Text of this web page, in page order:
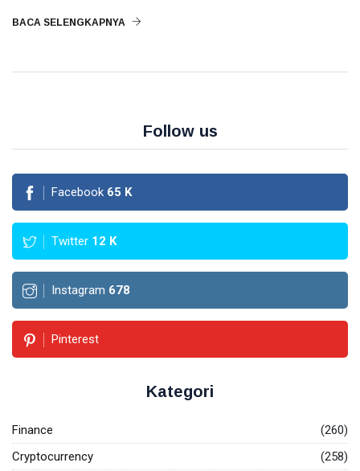
Akuntansi
Finance
Accounting
BACA SELENGKAPNYA
Follow us
Facebook 65 K
Twitter 12 K
Instagram 678
Pinterest
Kategori
Finance
(260)
Cryptocurrency
(258)